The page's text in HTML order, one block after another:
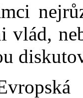
vlád,